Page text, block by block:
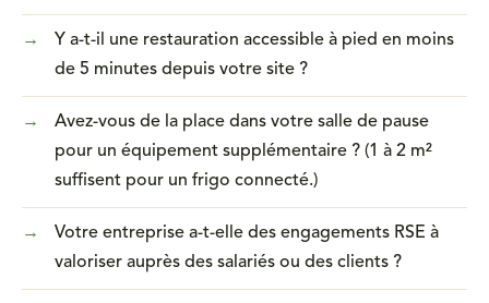
→
Y a-t-il une restauration accessible à pied en moins
de 5 minutes depuis votre site ?
→
Avez-vous de la place dans votre salle de pause
pour un équipement supplémentaire ? (1 à 2 m²
suffisent pour un frigo connecté.)
→
Votre entreprise a-t-elle des engagements RSE à
valoriser auprès des salariés ou des clients ?